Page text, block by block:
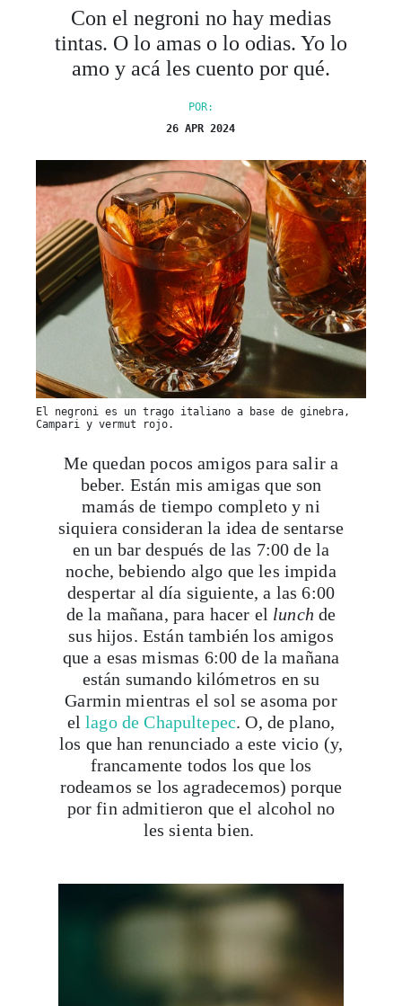
Con el negroni no hay medias
tintas. O lo amas o lo odias. Yo lo
amo y acá les cuento por qué.
POR:
26 APR 2024
El negroni es un trago italiano a base de ginebra,
Campari y vermut rojo.
Me quedan pocos amigos para salir a
beber. Están mis amigas que son
mamás de tiempo completo y ni
siquiera consideran la idea de sentarse
en un bar después de las 7:00 de la
noche, bebiendo algo que les impida
despertar al día siguiente, a las 6:00
de la mañana, para hacer el lunch de
sus hijos. Están también los amigos
que a esas mismas 6:00 de la mañana
están sumando kilómetros en su
Garmin mientras el sol se asoma por
ellago de Chapultepec. O, de plano,
los que han renunciado a este vicio (y,
francamente todos los que los
rodeamos se los agradecemos) porque
por fin admitieron que el alcohol no
les sienta bien.